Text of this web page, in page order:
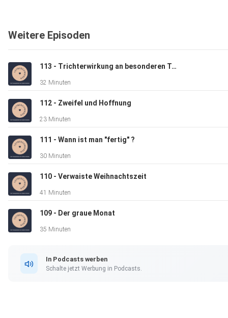
doch fühlen sich alle hilflos.
Hör jetzt rein.
Alles Liebe für deinen weiteren Trauerweg,
von Liebe im Herzen
info@liebe-im-herzen.com
Weitere Episoden
113 - Trichterwirkung an besonderen Tagen
32 Minuten
112 - Zweifel und Hoffnung
23 Minuten
111 - Wann ist man "fertig" ?
30 Minuten
110 - Verwaiste Weihnachtszeit
41 Minuten
109 - Der graue Monat
35 Minuten
In Podcasts werben
Schalte jetzt Werbung in Podcasts.